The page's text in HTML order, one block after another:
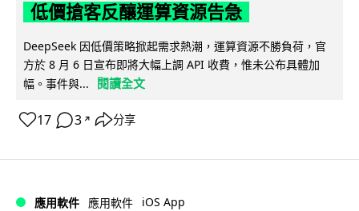
低價搶客反釀運算資源告急
DeepSeek 因低價策略掀起需求熱潮，運算資源不勝負荷，官
方於 8 月 6 日宣布即將大幅上調 API 收費，惟未公布具體加
幅。事件與...
閱讀全文
17 3 ↗ 分享
應用軟件 應用軟件 iOS App